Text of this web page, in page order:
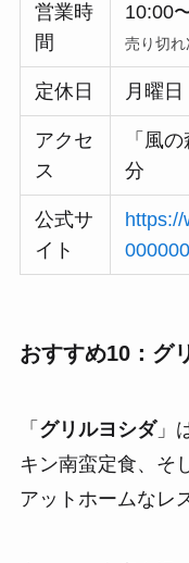
営業時
間
10:00
売り切れ
定休日 月曜日
アクセ
ス
「風
分
公式サ
イト
おすすめ10：グ
「 グリルヨシダ」
キン南蛮定食、そ
アットホームなレ